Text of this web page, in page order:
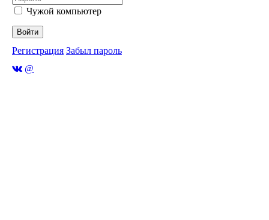
Чужой компьютер
Войти
Регистрация Забыл пароль
@